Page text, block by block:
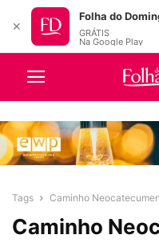
Tags Caminho
Caminho
✕
Folha do
GRÁTIS
Na Google Play